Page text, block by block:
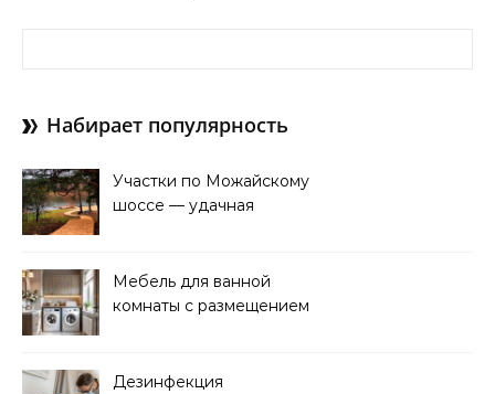
Набирает популярность
Участки по Можайскому
шоссе — удачная
Мебель для ванной
комнаты с размещением
Дезинфекция